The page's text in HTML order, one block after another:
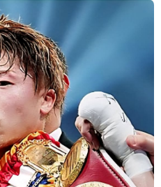
gia để tận hưởng một ngày
Ở ĐỈNH CAO NHẤT!
đăng ký!